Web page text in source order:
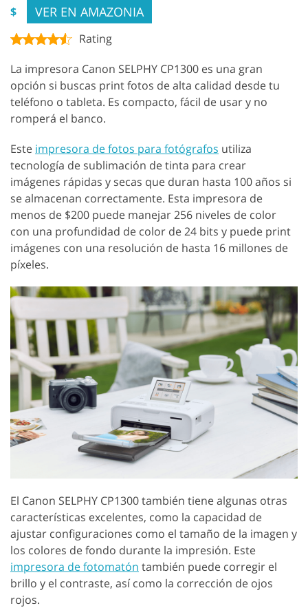
$ VER EN AMAZONIA
Rating
La impresora Canon SELPHY CP1300 es una gran
opción si buscas print fotos de alta calidad desde tu
teléfono o tableta. Es compacto, fácil de usar y no
romperá el banco.
Este impresora de fotos para fotógrafos utiliza
tecnología de sublimación de tinta para crear
imágenes rápidas y secas que duran hasta 100 años si
se almacenan correctamente. Esta impresora de
menos de $200 puede manejar 256 niveles de color
con una profundidad de color de 24 bits y puede print
imágenes con una resolución de hasta 16 millones de
píxeles.
El Canon SELPHY CP1300 también tiene algunas otras
características excelentes, como la capacidad de
ajustar configuraciones como el tamaño de la imagen y
los colores de fondo durante la impresión. Este
impresora de fotomatón también puede corregir el
brillo y el contraste, así como la corrección de ojos
rojos.